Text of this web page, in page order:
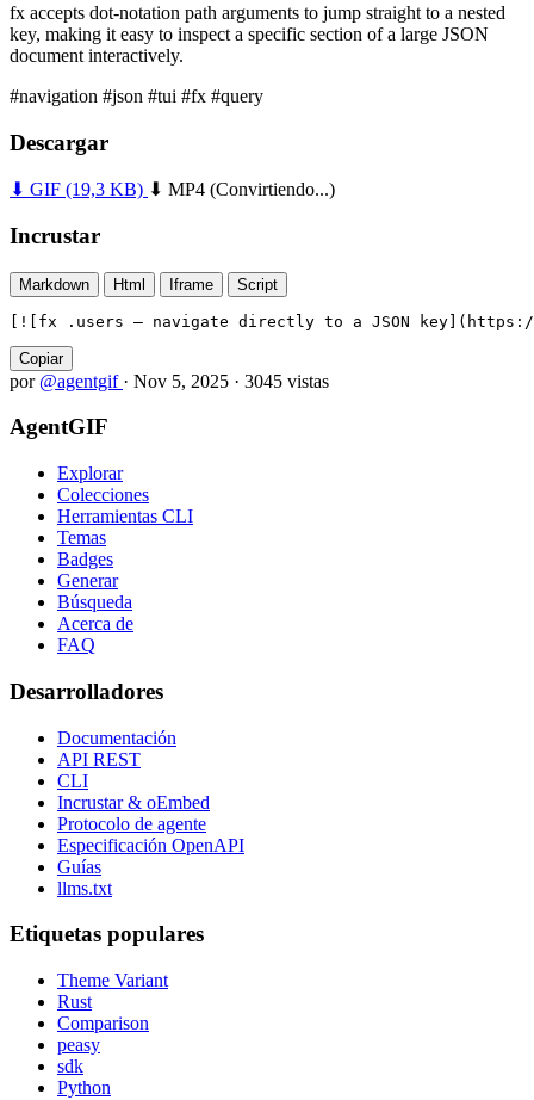
fx accepts dot-notation path arguments to jump straight to a nested
key, making it easy to inspect a specific section of a large JSON
document interactively.
#navigation #json #tui #fx #query
Descargar
⬇ GIF (19,3 KB) ⬇ MP4 (Convirtiendo...)
Incrustar
Markdown Html Iframe Script
[![fx .users — navigate directly to a JSON
Copiar
por @agentgif · Nov 5, 2025 · 3045 vistas
AgentGIF
Explorar
Colecciones
Herramientas CLI
Temas
Badges
Generar
Búsqueda
Acerca de
FAQ
Desarrolladores
Documentación
API REST
CLI
Incrustar & oEmbed
Protocolo de agente
Especificación OpenAPI
Guías
llms.txt
Etiquetas populares
Theme Variant
Rust
Comparison
peasy
sdk
Python